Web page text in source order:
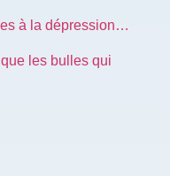
à la dépression…
les bulles qui